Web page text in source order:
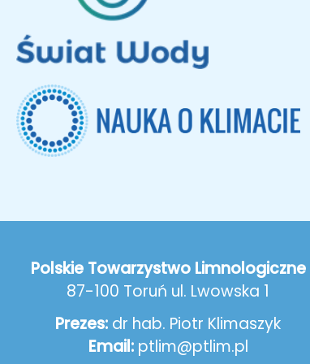
Polskie Towarzystwo Limnologiczne
87-100 Toruń ul. Lwowska 1
Prezes: dr hab. Piotr Klimaszyk
Email:ptlim@ptlim.pl